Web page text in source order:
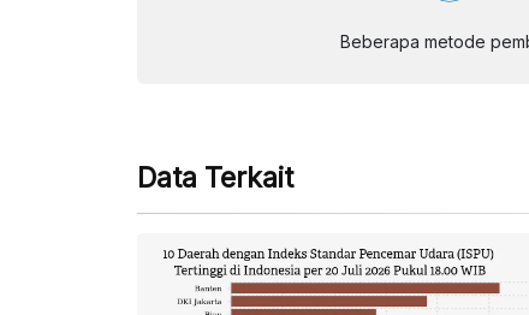
Beberapa metode
Data Terkait